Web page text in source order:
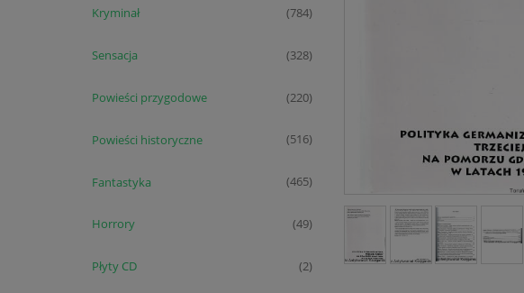
Kryminał (784)
Sensacja (328)
Powieści przygodowe (220)
Powieści historyczne (516)
Fantastyka (465)
Horrory (49)
Płyty CD (2)